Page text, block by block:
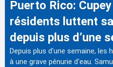
Puerto Rico:
résidents luttent
depuis plus d’une
Depuis plus d'une semaine,
à une grave pénurie d'eau.